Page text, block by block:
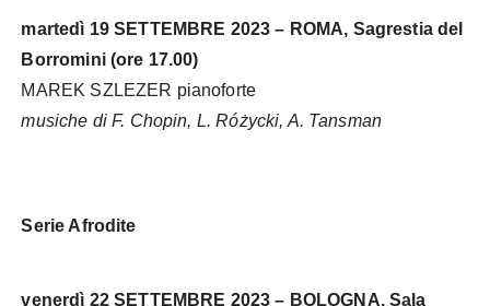
martedì 19 SETTEMBRE 2023 – ROMA, Sagrestia del
Borromini (ore 17.00)
MAREK SZLEZER pianoforte
musiche di F. Chopin, L. Różycki, A. Tansman
Serie Afrodite
venerdì 22 SETTEMBRE 2023 – BOLOGNA, Sala